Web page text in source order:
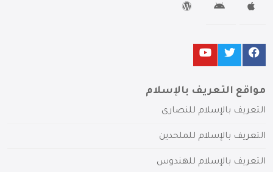
مواقع التعريف بالإسلام
التعريف بالإسلام للنصارى
التعريف بالإسلام للملحدين
التعريف بالإسلام للهندوس